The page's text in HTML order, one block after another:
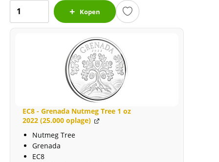
(500
aantal
Kopen
EC8 - Grenada Nutmeg Tree 1 oz
2022 (25.000 oplage)
Nutmeg Tree
Grenada
EC8